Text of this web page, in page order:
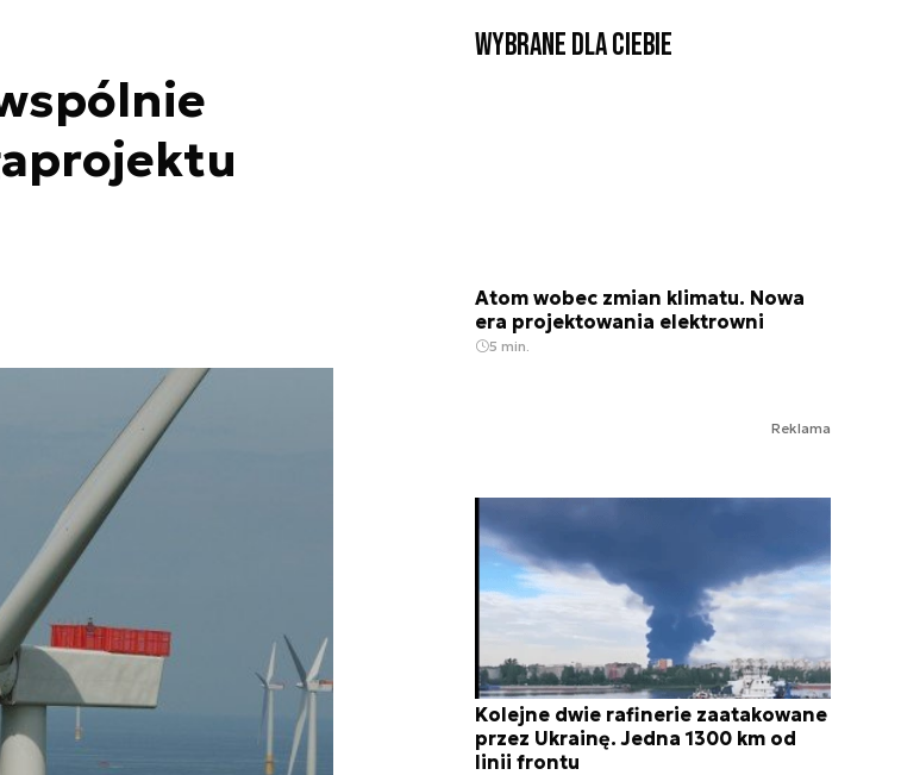
Wybrane dla Ciebie
Atom wobec zmian klimatu. Nowa
era projektowania elektrowni
5 min.
Reklama
Kolejne dwie rafinerie zaatakowane
przez Ukrainę. Jedna 1300 km od
linii frontu